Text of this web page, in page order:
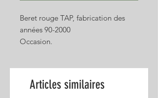
Beret rouge TAP, fabrication des
années 90-2000
Occasion.
Articles similaires